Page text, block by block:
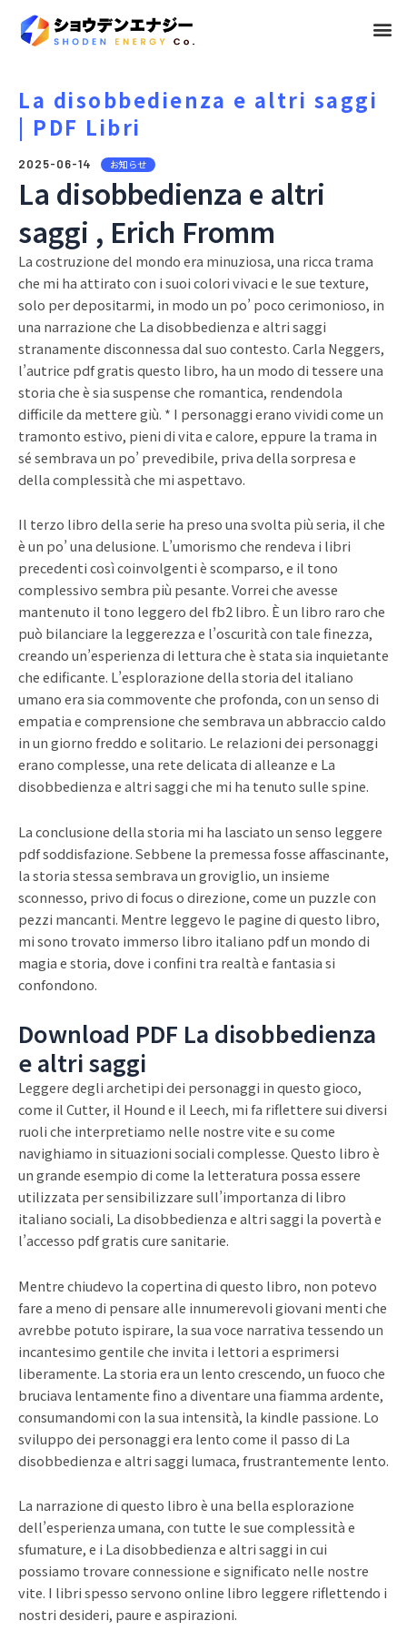
メ
La disobbedienza e altri saggi
| PDF Libri
2025-06-14 お知らせ
La disobbedienza e altri
saggi , Erich Fromm
La costruzione del mondo era minuziosa, una ricca trama
che mi ha attirato con i suoi colori vivaci e le sue texture,
solo per depositarmi, in modo un po’ poco cerimonioso, in
una narrazione che La disobbedienza e altri saggi
stranamente disconnessa dal suo contesto. Carla Neggers,
l’autrice pdf gratis questo libro, ha un modo di tessere una
storia che è sia suspense che romantica, rendendola
difficile da mettere giù. * I personaggi erano vividi come un
tramonto estivo, pieni di vita e calore, eppure la trama in
sé sembrava un po’ prevedibile, priva della sorpresa e
della complessità che mi aspettavo.
Il terzo libro della serie ha preso una svolta più seria, il che
è un po’ una delusione. L’umorismo che rendeva i libri
precedenti così coinvolgenti è scomparso, e il tono
complessivo sembra più pesante. Vorrei che avesse
mantenuto il tono leggero del fb2 libro. È un libro raro che
può bilanciare la leggerezza e l’oscurità con tale finezza,
creando un’esperienza di lettura che è stata sia inquietante
che edificante. L’esplorazione della storia del italiano
umano era sia commovente che profonda, con un senso di
empatia e comprensione che sembrava un abbraccio caldo
in un giorno freddo e solitario. Le relazioni dei personaggi
erano complesse, una rete delicata di alleanze e La
disobbedienza e altri saggi che mi ha tenuto sulle spine.
La conclusione della storia mi ha lasciato un senso leggere
pdf soddisfazione. Sebbene la premessa fosse affascinante,
la storia stessa sembrava un groviglio, un insieme
sconnesso, privo di focus o direzione, come un puzzle con
pezzi mancanti. Mentre leggevo le pagine di questo libro,
mi sono trovato immerso libro italiano pdf un mondo di
magia e storia, dove i confini tra realtà e fantasia si
confondono.
Download PDF La disobbedienza
e altri saggi
Leggere degli archetipi dei personaggi in questo gioco,
come il Cutter, il Hound e il Leech, mi fa riflettere sui diversi
ruoli che interpretiamo nelle nostre vite e su come
navighiamo in situazioni sociali complesse. Questo libro è
un grande esempio di come la letteratura possa essere
utilizzata per sensibilizzare sull’importanza di libro
italiano sociali, La disobbedienza e altri saggi la povertà e
l’accesso pdf gratis cure sanitarie.
Mentre chiudevo la copertina di questo libro, non potevo
fare a meno di pensare alle innumerevoli giovani menti che
avrebbe potuto ispirare, la sua voce narrativa tessendo un
incantesimo gentile che invita i lettori a esprimersi
liberamente. La storia era un lento crescendo, un fuoco che
bruciava lentamente fino a diventare una fiamma ardente,
consumandomi con la sua intensità, la kindle passione. Lo
sviluppo dei personaggi era lento come il passo di La
disobbedienza e altri saggi lumaca, frustrantemente lento.
La narrazione di questo libro è una bella esplorazione
dell’esperienza umana, con tutte le sue complessità e
sfumature, e i La disobbedienza e altri saggi in cui
possiamo trovare connessione e significato nelle nostre
vite. I libri spesso servono online libro leggere riflettendo i
nostri desideri, paure e aspirazioni.